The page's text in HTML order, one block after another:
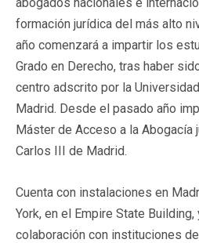
formación jurídica del más alto
año comenzará a impartir los
Grado en Derecho, tras haber
centro adscrito por la
Madrid. Desde el pasado año
Máster de Acceso a la Abogacía
Carlos III de Madrid.
Cuenta con instalaciones en
York, en el Empire State
colaboración con instituciones